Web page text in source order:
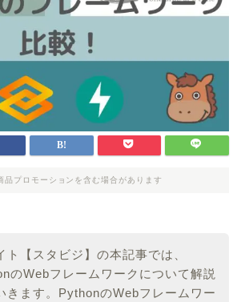
品プロモーションを含む場合があります
ト【スタビジ】の本記事では、
のWebフレームワークについて解説
きます。PythonのWebフレームワー